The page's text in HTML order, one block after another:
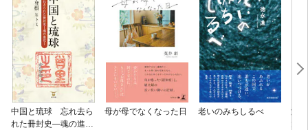
中国と琉球 忘れ去ら
れた冊封史―魂の進化
母が母でなくなった日 老いのみちしるべ
激